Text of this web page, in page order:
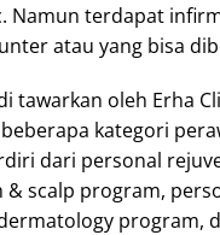
Namun terdapat
atau yang bisa
tawarkan oleh Erha
kategori
dari personal
scalp program,
program,